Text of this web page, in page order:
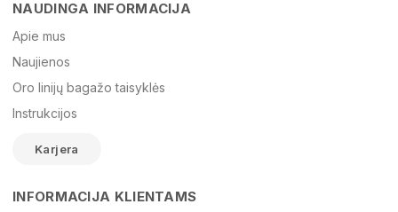
El. paštas
Žinutė
NAUDINGA INFORMACIJA
Apie mus
Naujienos
Oro linijų bagažo taisyklės
Instrukcijos
Karjera
INFORMACIJA KLIENTAMS